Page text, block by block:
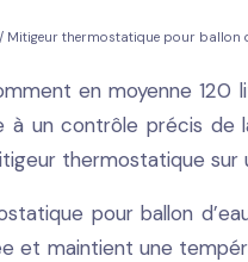
/ Mitigeur thermostatique pour ballon
en moyenne
à un contrôle précis
thermostatique
pour ballon
et maintient une